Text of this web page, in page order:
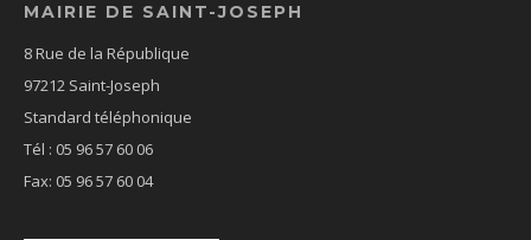
MAIRIE DE SAINT-JOSEPH
8 Rue de la République
97212 Saint-Joseph
Standard téléphonique
Tél : 05 96 57 60 06
Fax: 05 96 57 60 04